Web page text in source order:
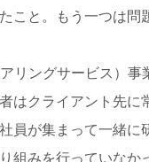
こと。もう一つは問
リングサービス）事
はクライアント先に
員が集まって一緒に
組みを行っていなか